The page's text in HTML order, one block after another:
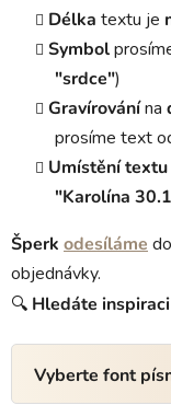
Délka textu je
Symbol
"srdce")
Gravírovánína
prosíme text
Umístění textu
"Karolína
Šperk odesíláme
objednávky.
🔍 Hledáte inspiraci
Vyberte font